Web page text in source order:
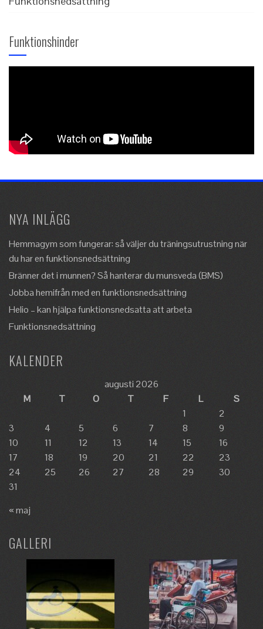
Funktionshinder
NYA INLÄGG
Hemmagym som fungerar: så väljer du träningsutrustning när
du har en funktionsnedsättning
Bränner det i munnen? Så hanterar du munsveda (BMS)
Jobba hemifrån med en funktionsnedsättning
Helio – kan hjälpa funktionsnedsatta att arbeta
Funktionsnedsättning
KALENDER
augusti 2026
M
T O T F L
S
1
2
3
4 5 6 7 8
9
10
11 12 13 14 15
16
17
18 19 20 21 22
23
24
25 26 27 28 29
30
31
« maj
GALLERI